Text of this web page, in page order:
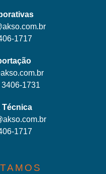
1717
1731
1717